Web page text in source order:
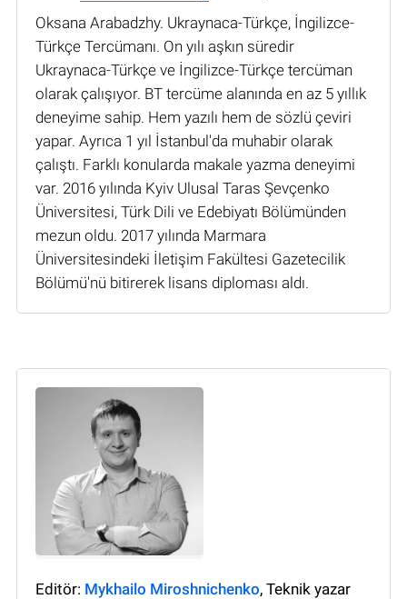
Oksana Arabadzhy. Ukraynaca-Türkçe, İngilizce-
Türkçe Tercümanı. On yılı aşkın süredir
Ukraynaca-Türkçe ve İngilizce-Türkçe tercüman
olarak çalışıyor. BT tercüme alanında en az 5 yıllık
deneyime sahip. Hem yazılı hem de sözlü çeviri
yapar. Ayrıca 1 yıl İstanbul'da muhabir olarak
çalıştı. Farklı konularda makale yazma deneyimi
var. 2016 yılında Kyiv Ulusal Taras Şevçenko
Üniversitesi, Türk Dili ve Edebiyatı Bölümünden
mezun oldu. 2017 yılında Marmara
Üniversitesindeki İletişim Fakültesi Gazetecilik
Bölümü'nü bitirerek lisans diploması aldı.
Editör: Mykhailo Miroshnichenko, Teknik yazar